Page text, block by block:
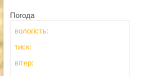
Погода
вологість:
тиск:
вітер: